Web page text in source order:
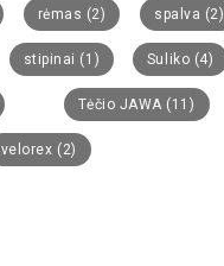
rėmas (2) spalva (2)
stipinai (1) Suliko (4)
Tėčio JAWA (11)
velorex (2)